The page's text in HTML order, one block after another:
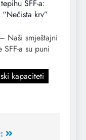
SFF-a:
krv”
– Naši smještajni
a su puni
kapaciteti